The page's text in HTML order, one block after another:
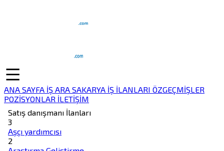
ANA SAYFA İŞ ARA SAKARYA İŞ İLANLARI ÖZGEÇMİŞLER
POZİSYONLAR İLETİŞİM
Satış danışmanı İlanları
3
Aşçı yardımcısı
2